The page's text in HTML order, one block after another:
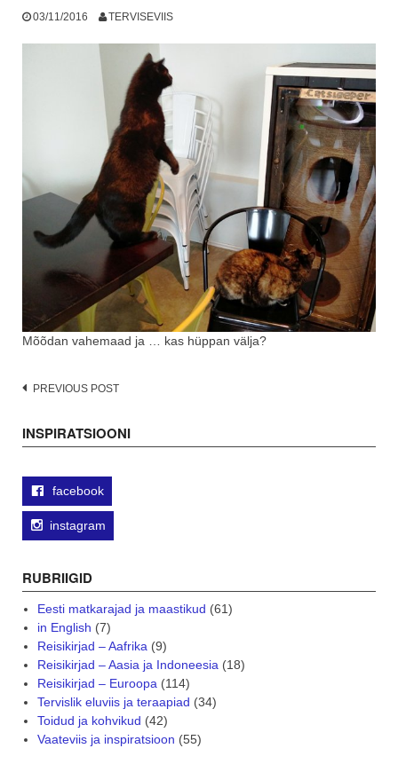
03/11/2016 TERVISEVIIS
Mõõdan vahemaad ja … kas hüppan välja?
Post
PREVIOUS POST
INSPIRATSIOONI
facebook
instagram
RUBRIIGID
Eesti matkarajad ja maastikud (61)
in English (7)
Reisikirjad – Aafrika (9)
Reisikirjad – Aasia ja Indoneesia (18)
Reisikirjad – Euroopa (114)
Tervislik eluviis ja teraapiad (34)
Toidud ja kohvikud (42)
Vaateviis ja inspiratsioon (55)